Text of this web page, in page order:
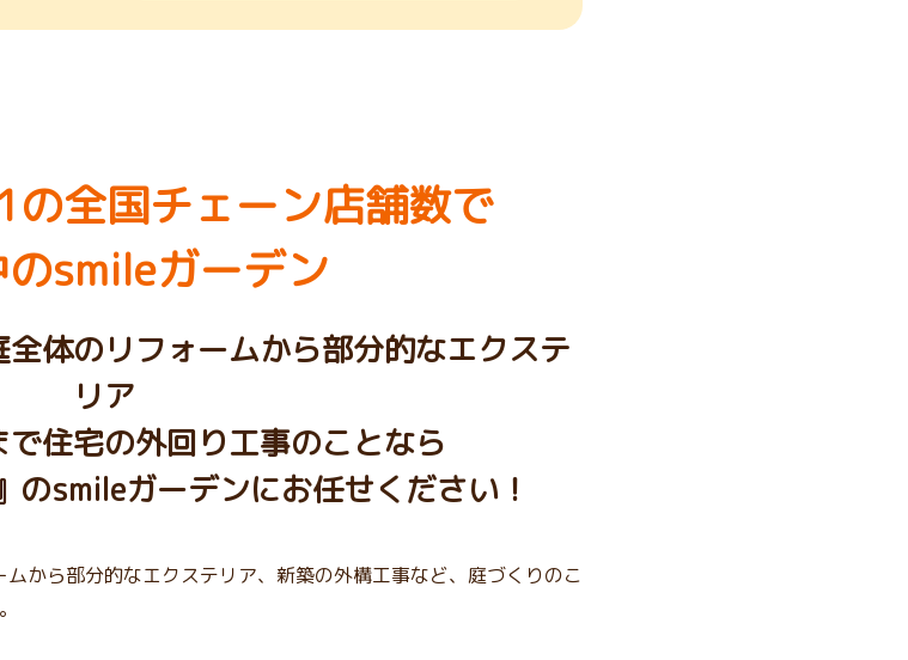
の全国チェーン店舗数で
smileガーデン
体のリフォームから部分的なエクステ
リア
住宅の外回り工事のことなら
のsmileガーデンにお任せください！
から部分的なエクステリア、新築の外構工事など、庭づくりのこ